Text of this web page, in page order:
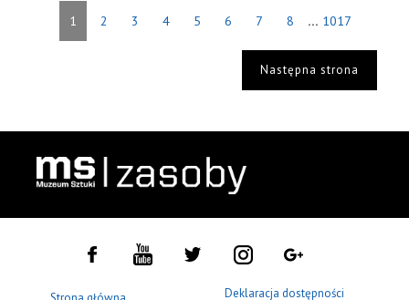
1 2 3 4 5 6 7 8 ... 1017
Następna strona
Deklaracja dostępności